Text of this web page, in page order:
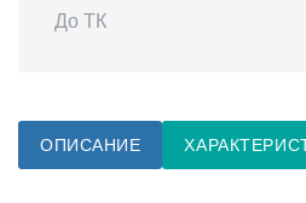
До ТК
ОПИСАНИЕ